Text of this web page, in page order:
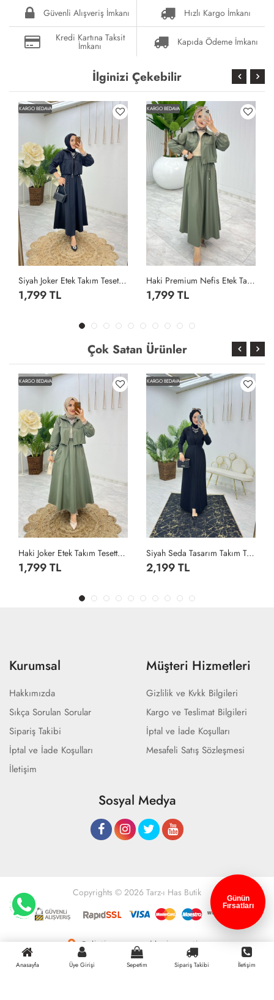
Güvenli Alışveriş İmkanı
Hızlı Kargo İmkanı
Kredi Kartına Taksit
İmkanı Kapıda Ödeme İmkanı
İlginizi Çekebilir
KARGO BEDAVA
Siyah Joker Etek Takım Tesettür Giyim Siyah
1,799 TL
KARGO BEDAVA
Haki Premium Nefis Etek Takım Tesettür Giyim Haki
1,799 TL
Çok Satan Ürünler
KARGO BEDAVA
Haki Joker Etek Takım Tesettür Giyim Haki
1,799 TL
KARGO BEDAVA
Siyah Seda Tasarım Takım Tesettür Giyim Siyah
2,199 TL
Kurumsal
Hakkımızda
Sıkça Sorulan Sorular
Sipariş Takibi
İptal ve İade Koşulları
İletişim
Müşteri Hizmetleri
Gizlilik ve Kvkk Bilgileri
Kargo ve Teslimat Bilgileri
İptal ve İade Koşulları
Mesafeli Satış Sözleşmesi
Sosyal Medya
Copyrights © 2026 Tarz-ı Has Butik
Geliştir - powered by innovation
Anasayfa Üye Girişi Sepetim Sipariş Takibi İletişim
Günün
Fırsatları